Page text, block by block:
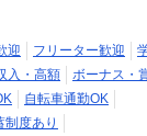
迎 フリーター歓迎
入・高額
ボーナス・
自転車通勤OK
制度あり